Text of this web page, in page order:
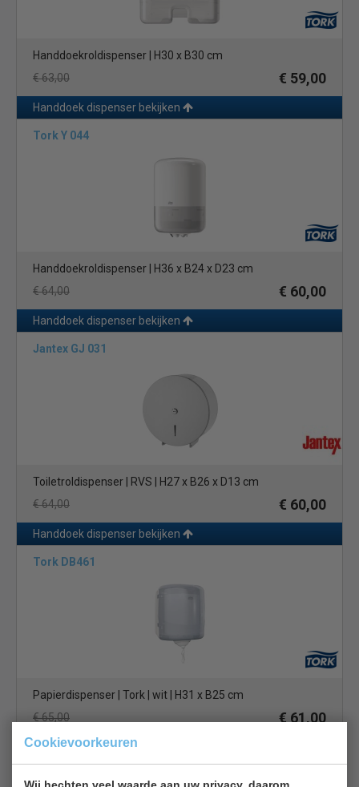
Cookievoorkeuren
Wij hechten veel waarde aan uw privacy, daarom
Handdoekroldispenser | H30 x B30 cm
€ 63,00
€ 59,00
Handdoek dispenser bekijken
Tork Y 044
Handdoekroldispenser | H36 x B24 x D23 cm
€ 64,00
€ 60,00
Handdoek dispenser bekijken
Jantex GJ 031
Toiletrol dispenser | RVS | H27 x B26 x D13 cm
€ 64,00
€ 60,00
Handdoek dispenser bekijken
Tork DB461
Papierdispenser | Tork | wit | H31 x B25 cm
€ 65,00
€ 61,00
Handdoek dispenser bekijken